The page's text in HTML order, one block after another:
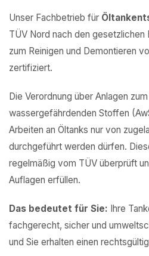
Unser Fachbetrieb für
TÜV Nord nach den gesetzlichen
zum Reinigen und Demontieren
zertifiziert.
Die Verordnung über Anlagen
wassergefährdenden Stoffen
Arbeiten an Öltanks nur von
durchgeführt werden dürfen.
regelmäßig vom TÜV überprüft
Auflagen erfüllen.
Das bedeutet für Sie: Ihre
fachgerecht, sicher und
und Sie erhalten einen